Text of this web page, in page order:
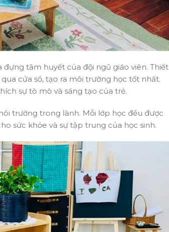
tâm huyết của đội ngũ giáo viên. Thiết
cửa sổ, tạo ra môi trường học tốt nhất.
sự tò mò và sáng tạo của trẻ.
trường trong lành. Mỗi lớp học đều được
sức khỏe và sự tập trung của học sinh.